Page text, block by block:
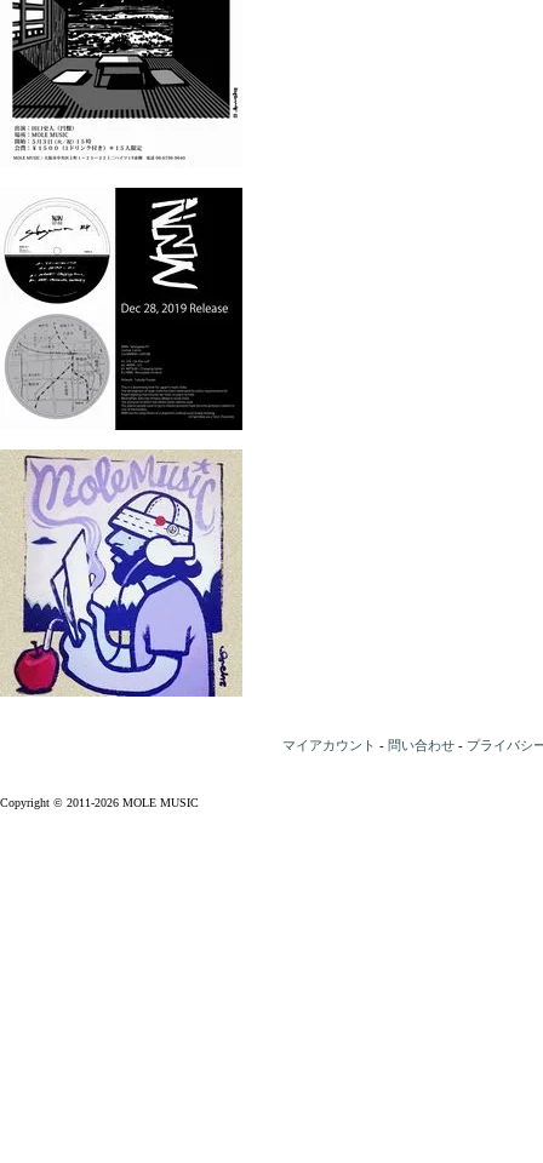
マイアカウント - 問い合わせ - プライバシ
Copyright © 2011-2026 MOLE MUSIC